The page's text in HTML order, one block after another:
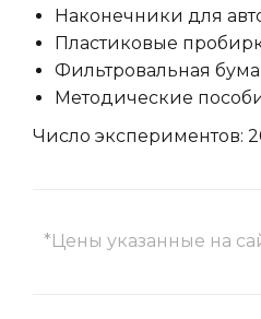
Наконечники для
Пластиковые
Фильтровальная
Методические
Число экспериментов:
*Цены указанные на